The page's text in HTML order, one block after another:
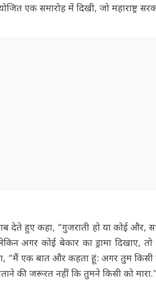
समारोह में दिखी, जो महाराष्ट्र सरकार
देते हुए कहा, “गुजराती हो या कोई और,
अगर कोई बेकार का ड्रामा दिखाए,
“मैं एक बात और कहता हूं: अगर तुम किसी
की जरूरत नहीं कि तुमने किसी को